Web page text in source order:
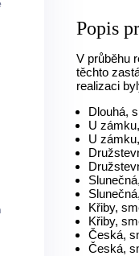
Popis
V průběhu
těchto
realizaci
Dlouhá,
U
U
Křiby,
Křiby,
Česká,
Česká,